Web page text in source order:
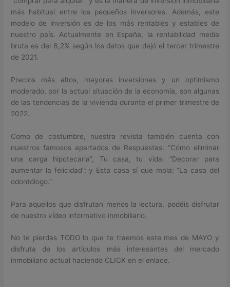
más habitual entre los pequeños inversores. Además, este
modelo de inversión es de los más rentables y estables de
nuestro país. Actualmente en España, la rentabilidad media
bruta es del 6,2% según los datos que dejó el tercer trimestre
de 2021.
Precios más altos, mayores inversiones y un optimismo
moderado, por la actual situación de la economía, son algunas
de las tendencias de la vivienda durante el primer trimestre de
2022.
Como de costumbre, nuestra revista también cuenta con
nuestros famosos apartados de Respuestas: “Cómo eliminar
una carga hipotecaria”, Tu casa, tu vida: “Decorar para
aumentar la felicidad”; y Esta casa sí que mola: “La casa del
odontólogo.”
Para aquellos que disfrutan menos la lectura, podéis disfrutar
de nuestro vídeo informativo inmobiliario.
No te pierdas TODO lo que te traemos este mes de MAYO y
disfruta de los artículos más interesantes del mercado
inmobiliario actual haciendo CLICK en el enlace.